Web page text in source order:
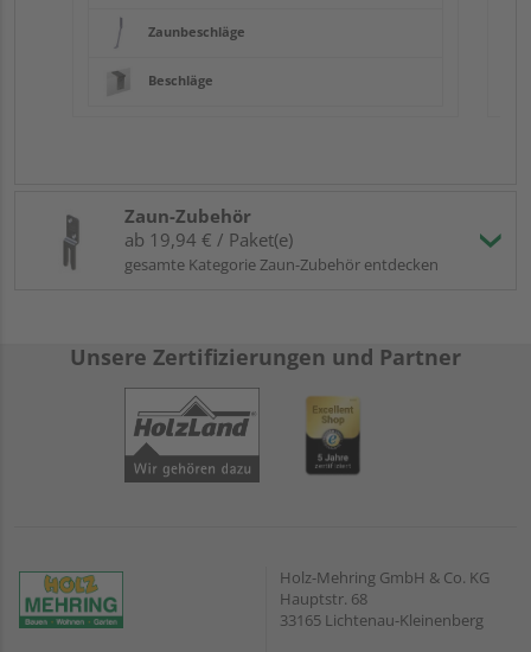
Zaunbeschläge
Beschläge
Zaun-Zubehör
ab 19,94 € / Paket(e)
gesamte Kategorie Zaun-Zubehör entdecken
Unsere Zertifizierungen und Partner
Holz-Mehring GmbH & Co. KG
Hauptstr. 68
33165 Lichtenau-Kleinenberg